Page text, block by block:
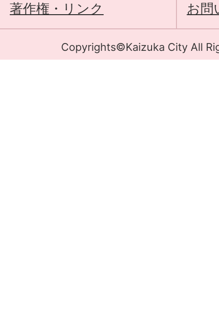
著作権・リンク お問
Copyrights©Kaizuka City All